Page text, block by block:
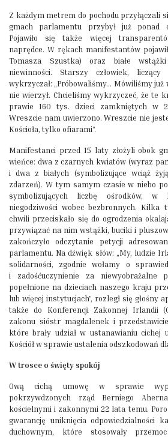
Z każdym metrem do pochodu przyłączali
gmach parlamentu przybył już ponad
Pojawiło się także więcej
naprędce. W rękach manifestantów
Tomasza Szustka) oraz białe
niewinności. Starszy człowiek,
wykrzyczał: „Próbowaliśmy… Mówiliśmy
nie wierzył. Chcieliśmy wykrzyczeć, że te
prawie 160 tys. dzieci zamkniętych w
Wreszcie nam uwierzono. Wreszcie nie
Kościoła, tylko ofiarami”.
Manifestanci przed 15 laty złożyli obok
wieńce: dwa z czarnych kwiatów (wyraz
i dwa z białych (symbolizujące wciąż
zdarzeń). W tym samym czasie w niebo
symbolizujących liczbę ośrodków, w
niegodziwości wobec bezbronnych.
chwili przeciskało się do ogrodzenia
przywiązać na nim wstążki, buciki i
zakończyło odczytanie petycji
parlamentu. Na dźwięk słów: „My, ludzie
solidarności, zgodnie wołamy o
i zadośćuczynienie za niewyobrażalne
popełnione na dzieciach naszego kraju
lub więcej instytucjach”, rozległ się głośny
także do Konferencji Zakonnej Irlandii
zakonu sióstr magdalenek i
które brały udział w ustanawianiu
Kościół w sprawie ustalenia odszkodowań
W trosce o święty spokój
Ową cichą umowę w sprawie
pokrzywdzonych rząd Berniego
kościelnymi i zakonnymi 22 lata temu.
gwarancję uniknięcia odpowiedzialności
duchownym, które stosowały